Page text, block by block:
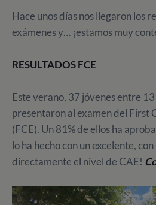
Hace unos días nos llegaron los
exámenes y… ¡estamos muy
RESULTADOS FCE
Este verano, 37 jóvenes entre 13
presentaron al examen del First
(FCE). Un 81% de ellos ha
lo ha hecho con un excelente,
directamente el nivel de CAE!